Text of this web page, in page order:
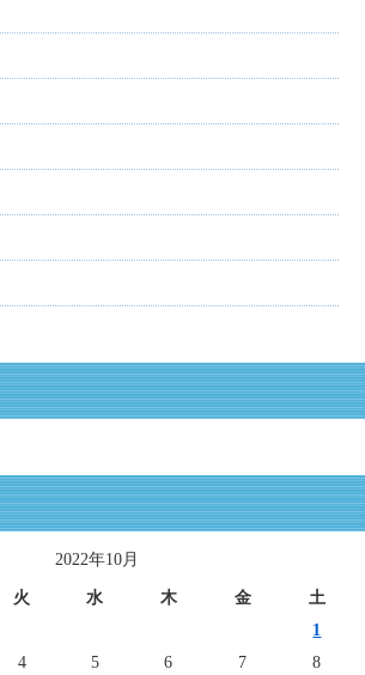
2022年10月
火 水 木 金
土
1
4 5 6 7 8